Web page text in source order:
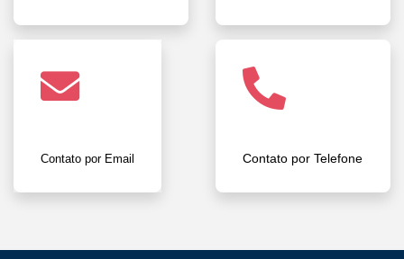
Contato por Email Contato por Telefone